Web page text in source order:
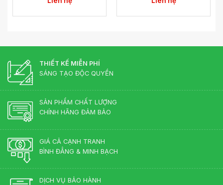
THIẾT KẾ MIỄN PHÍ
SÁNG TẠO ĐỘC QUYỀN
SẢN PHẨM CHẤT LƯỢNG
CHÍNH HÃNG ĐẢM BẢO
GIÁ CẢ CẠNH TRANH
BÌNH ĐẲNG & MINH BẠCH
DỊCH VỤ BẢO HÀNH